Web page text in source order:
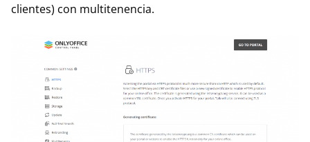
clientes) con multitenencia.